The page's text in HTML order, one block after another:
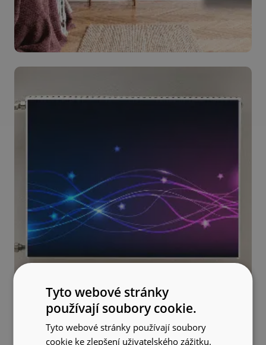
Tyto webové stránky
používají soubory cookie.
Tyto webové stránky používají soubory
cookie ke zlepšení uživatelského zážitku.